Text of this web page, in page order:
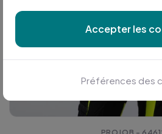
Accepter les
Préférences des